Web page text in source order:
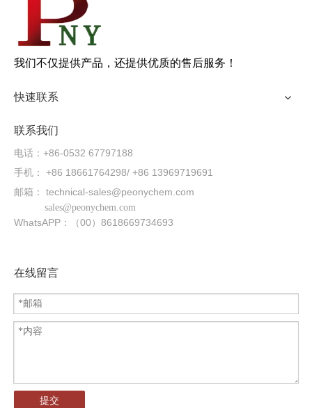
我们不仅提供产品，还提供优质的售后服务！
快速联系
联系我们
电话：+86-0532 67797188
手机： +86 18661764298/ +86 13969719691
邮箱： technical-sales@peonychem.com
sales@peonychem.com
WhatsAPP：（00）8618669734693
在线留言
提交